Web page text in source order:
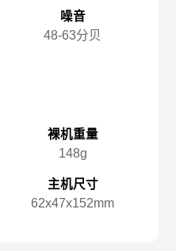
噪音
48-63分贝
裸机重量
148g
主机尺寸
62x️47x️152mm